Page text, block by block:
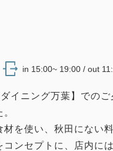
in 15:00~ 19:00 / out
イニング万葉】でのご
を使い、秋田にない
ンセプトに、店内に